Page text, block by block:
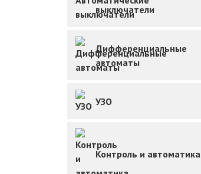
выключатели
Дифференциальные
автоматы
УЗО
Контроль и автоматика